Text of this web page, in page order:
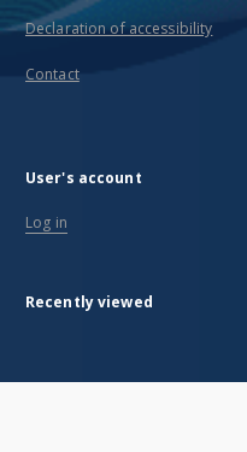
Declaration of accessibility
Contact
User's account
Log in
Recently viewed